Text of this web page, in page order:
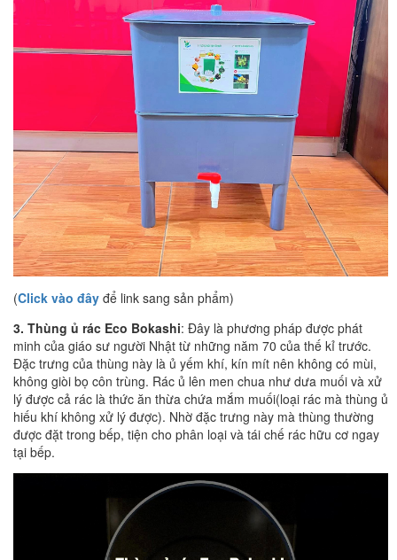
(Click vào đây để link sang sản phẩm)
3. Thùng ủ rác Eco Bokashi: Đây là phương pháp được phát
minh của giáo sư người Nhật từ những năm 70 của thế kỉ trước.
Đặc trưng của thùng này là ủ yếm khí, kín mít nên không có mùi,
không giòi bọ côn trùng. Rác ủ lên men chua như dưa muối và xử
lý được cả rác là thức ăn thừa chứa mắm muối(loại rác mà thùng ủ
hiếu khí không xử lý được). Nhờ đặc trưng này mà thùng thường
được đặt trong bếp, tiện cho phân loại và tái chế rác hữu cơ ngay
tại bếp.